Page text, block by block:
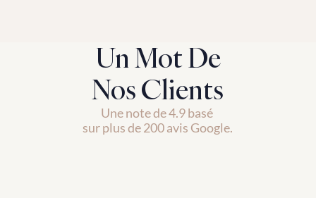
Un Mot De
Nos Clients
Une note de 4.9 basé
sur plus de 200 avis Google.